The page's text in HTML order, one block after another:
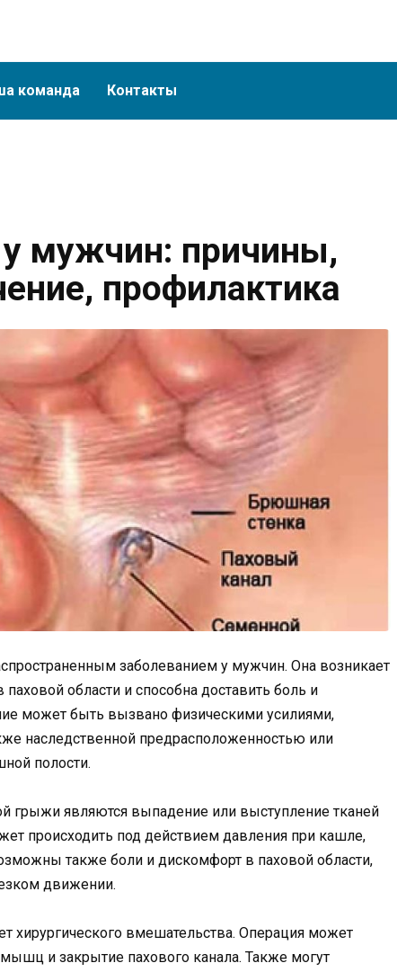
команда Контакты
мужчин: причины,
профилактика
заболеванием у мужчин. Она возникает
области и способна доставить боль и
может быть вызвано физическими усилиями,
наследственной предрасположенностью или
полости.
грыжи являются выпадение или выступление тканей
происходить под действием давления при кашле,
также боли и дискомфорт в паховой области,
движении.
хирургического вмешательства. Операция может
и закрытие пахового канала. Также могут